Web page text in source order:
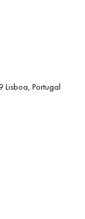
Lisboa, Portugal